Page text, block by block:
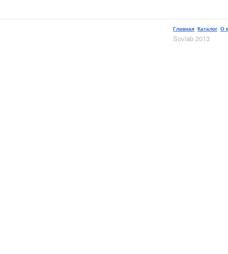
Главная Каталог О
Sovlab 2013